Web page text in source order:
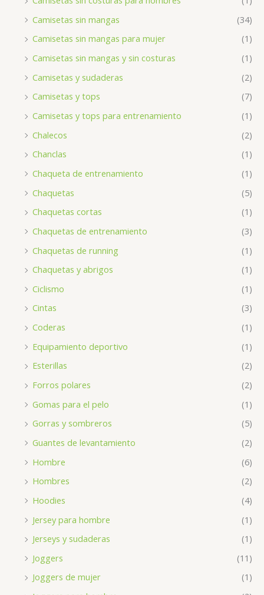
Camisetas sin mangas
(34)
Camisetas sin mangas para mujer
(1)
Camisetas sin mangas y sin costuras
(1)
Camisetas y sudaderas
(2)
Camisetas y tops
(7)
Camisetas y tops para entrenamiento
(1)
Chalecos
(2)
Chanclas
(1)
Chaqueta de entrenamiento
(1)
Chaquetas
(5)
Chaquetas cortas
(1)
Chaquetas de entrenamiento
(3)
Chaquetas de running
(1)
Chaquetas y abrigos
(1)
Ciclismo
(1)
Cintas
(3)
Coderas
(1)
Equipamiento deportivo
(1)
Esterillas
(2)
Forros polares
(2)
Gomas para el pelo
(1)
Gorras y sombreros
(5)
Guantes de levantamiento
(2)
Hombre
(6)
Hombres
(2)
Hoodies
(4)
Jersey para hombre
(1)
Jerseys y sudaderas
(1)
Joggers
(11)
Joggers de mujer
(1)